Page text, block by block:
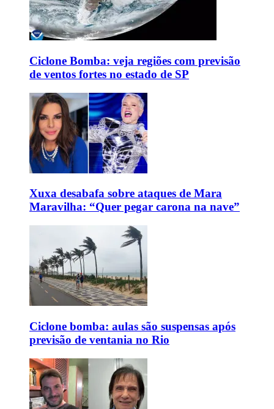
Ciclone Bomba: veja regiões com previsão
de ventos fortes no estado de SP
Xuxa desabafa sobre ataques de Mara
Maravilha: “Quer pegar carona na nave”
Ciclone bomba: aulas são suspensas após
previsão de ventania no Rio